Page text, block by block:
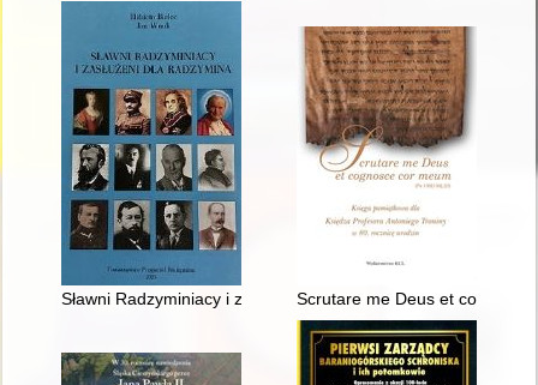
Sławni Radzyminiacy i zasłużeni dla Radzymina
Scrutare me Deus et